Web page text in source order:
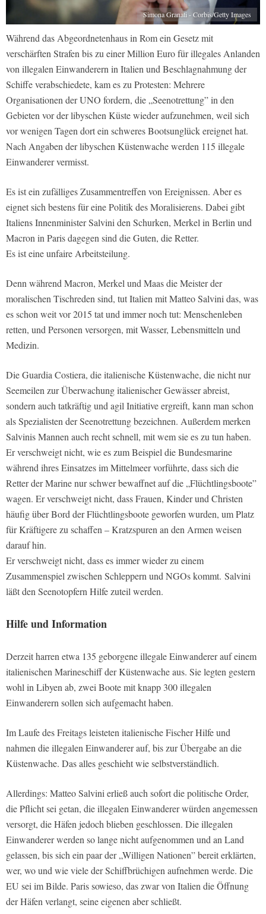
Simona Granati - Corbis/Getty Images
Während das Abgeordnetenhaus in Rom ein Gesetz mit
verschärften Strafen bis zu einer Million Euro für illegales Anlanden
von illegalen Einwanderern in Italien und Beschlagnahmung der
Schiffe verabschiedete, kam es zu Protesten: Mehrere
Organisationen der UNO fordern, die „Seenotrettung” in den
Gebieten vor der libyschen Küste wieder aufzunehmen, weil sich
vor wenigen Tagen dort ein schweres Bootsunglück ereignet hat.
Nach Angaben der libyschen Küstenwache werden 115 illegale
Einwanderer vermisst.
Es ist ein zufälliges Zusammentreffen von Ereignissen. Aber es
eignet sich bestens für eine Politik des Moralisierens. Dabei gibt
Italiens Innenminister Salvini den Schurken, Merkel in Berlin und
Macron in Paris dagegen sind die Guten, die Retter.
Es ist eine unfaire Arbeitsteilung.
Denn während Macron, Merkel und Maas die Meister der
moralischen Tischreden sind, tut Italien mit Matteo Salvini das, was
es schon weit vor 2015 tat und immer noch tut: Menschenleben
retten, und Personen versorgen, mit Wasser, Lebensmitteln und
Medizin.
Die Guardia Costiera, die italienische Küstenwache, die nicht nur
Seemeilen zur Überwachung italienischer Gewässer abreist,
sondern auch tatkräftig und agil Initiative ergreift, kann man schon
als Spezialisten der Seenotrettung bezeichnen. Außerdem merken
Salvinis Mannen auch recht schnell, mit wem sie es zu tun haben.
Er verschweigt nicht, wie es zum Beispiel die Bundesmarine
während ihres Einsatzes im Mittelmeer vorführte, dass sich die
Retter der Marine nur schwer bewaffnet auf die „Flüchtlingsboote”
wagen. Er verschweigt nicht, dass Frauen, Kinder und Christen
häufig über Bord der Flüchtlingsboote geworfen wurden, um Platz
für Kräftigere zu schaffen – Kratzspuren an den Armen weisen
darauf hin.
Er verschweigt nicht, dass es immer wieder zu einem
Zusammenspiel zwischen Schleppern und NGOs kommt. Salvini
läßt den Seenotopfern Hilfe zuteil werden.
Hilfe und Information
Derzeit harren etwa 135 geborgene illegale Einwanderer auf einem
italienischen Marineschiff der Küstenwache aus. Sie legten gestern
wohl in Libyen ab, zwei Boote mit knapp 300 illegalen
Einwanderern sollen sich aufgemacht haben.
Im Laufe des Freitags leisteten italienische Fischer Hilfe und
nahmen die illegalen Einwanderer auf, bis zur Übergabe an die
Küstenwache. Das alles geschieht wie selbstverständlich.
Allerdings: Matteo Salvini erließ auch sofort die politische Order,
die Pflicht sei getan, die illegalen Einwanderer würden angemessen
versorgt, die Häfen jedoch blieben geschlossen. Die illegalen
Einwanderer werden so lange nicht aufgenommen und an Land
gelassen, bis sich ein paar der „Willigen Nationen” bereit erklärten,
wer, wo und wie viele der Schiffbrüchigen aufnehmen werde. Die
EU sei im Bilde. Paris sowieso, das zwar von Italien die Öffnung
der Häfen verlangt, seine eigenen aber schließt.